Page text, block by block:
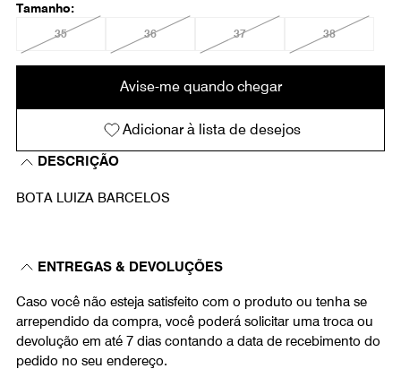
Tamanho:
35 36 37 38
Avise-me quando chegar
Adicionar à lista de desejos
DESCRIÇÃO
BOTA LUIZA BARCELOS
ENTREGAS & DEVOLUÇÕES
Caso você não esteja satisfeito com o produto ou tenha se
arrependido da compra, você poderá solicitar uma troca ou
devolução em até 7 dias contando a data de recebimento do
pedido no seu endereço.